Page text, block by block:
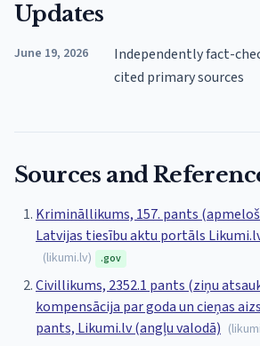
Updates
June 19, 2026
Independently fact-
cited primary sources
Sources and
Krimināllikums, 157. pants
Latvijas tiesību aktu portāls
(likumi.lv) .gov
Civillikums, 2352.1 pants (ziņu
kompensācija par goda un cieņas
pants, Likumi.lv (angļu valodā) (